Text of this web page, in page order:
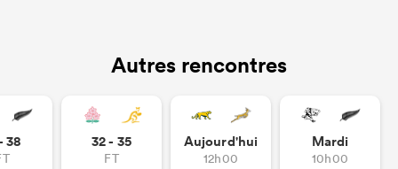
Autres rencontres
38 32 - 35
FT
Aujourd'hui
12h00
Mardi
10h00